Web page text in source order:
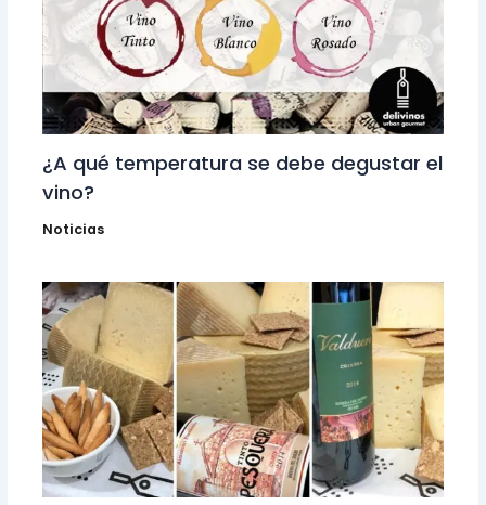
¿A qué temperatura se debe degustar el
vino?
Noticias